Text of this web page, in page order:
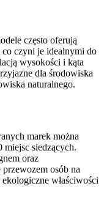
często oferują
co czyni je idealnymi do
wysokości i kąta
dla środowiska
naturalnego.
marek można
siedzących.
oraz
osób na
właściwości